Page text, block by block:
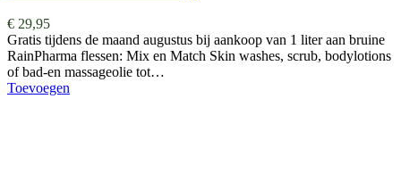
€ 29,95
Gratis tijdens de maand augustus bij aankoop van 1 liter aan bruine
RainPharma flessen: Mix en Match Skin washes, scrub, bodylotions
of bad-en massageolie tot…
Toevoegen